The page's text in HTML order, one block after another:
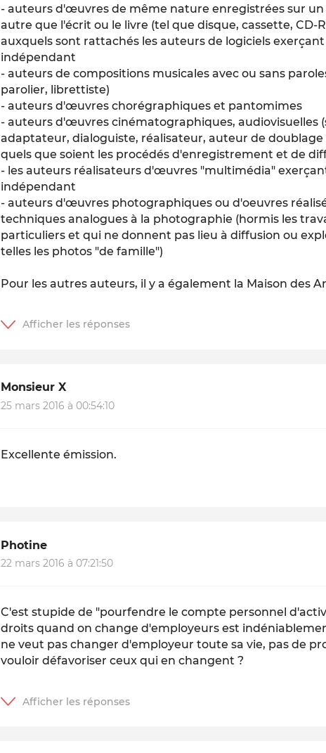
- auteurs d'œuvres de même nature enregistrées sur
autre que l'écrit ou le livre (tel que disque, cassette, CD-
auxquels sont rattachés les auteurs de logiciels
indépendant
- auteurs de compositions musicales avec ou sans
parolier, librettiste)
- auteurs d'œuvres chorégraphiques et pantomimes
- auteurs d'œuvres cinématographiques, audiovisuelles
adaptateur, dialoguiste, réalisateur, auteur de
quels que soient les procédés d'enregistrement et de
- les auteurs réalisateurs d'œuvres "multimédia"
indépendant
- auteurs d'œuvres photographiques ou d'oeuvres
techniques analogues à la photographie (hormis les
particuliers et qui ne donnent pas lieu à diffusion ou
telles les photos "de famille")
Pour les autres auteurs, il y a également la Maison des
Monsieur X
25 mars 2016 à 00:54:10
Excellente émission.
Photine
22 mars 2016 à 07:21:50
C'est stupide de "pourfendre le compte personnel
droits quand on change d'employeurs est
ne veut pas changer d'employeur toute sa vie, pas de
vouloir défavoriser ceux qui en changent ?